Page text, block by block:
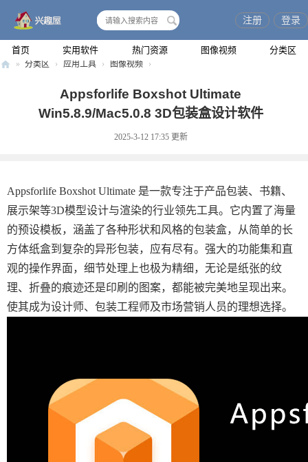
首页 实用软件 热门资源 图像视频 分类区
注册 登录
» 分类区 › 应用工具 › 图像视频 ›
Appsforlife Boxshot Ultimate
Win5.8.9/Mac5.0.8 3D包装盒设计软件
2025-3-12 17:35 更新
Appsforlife Boxshot Ultimate 是一款专注于产品包装、书籍、
展示架等3D模型设计与渲染的行业领先工具。它内置了海量
的预设模板，涵盖了各种形状和风格的包装盒，从简单的长
方体纸盒到复杂的异形包装，应有尽有。强大的功能集和直
观的操作界面，细节处理上也极为精细，无论是纸张的纹
理、折叠的痕迹还是印刷的图案，都能被完美地呈现出来。
使其成为设计师、包装工程师及市场营销人员的理想选择。